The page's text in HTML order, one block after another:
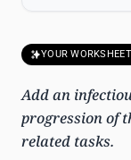
YOUR WORKSHEET
Add an
progression of
related tasks.